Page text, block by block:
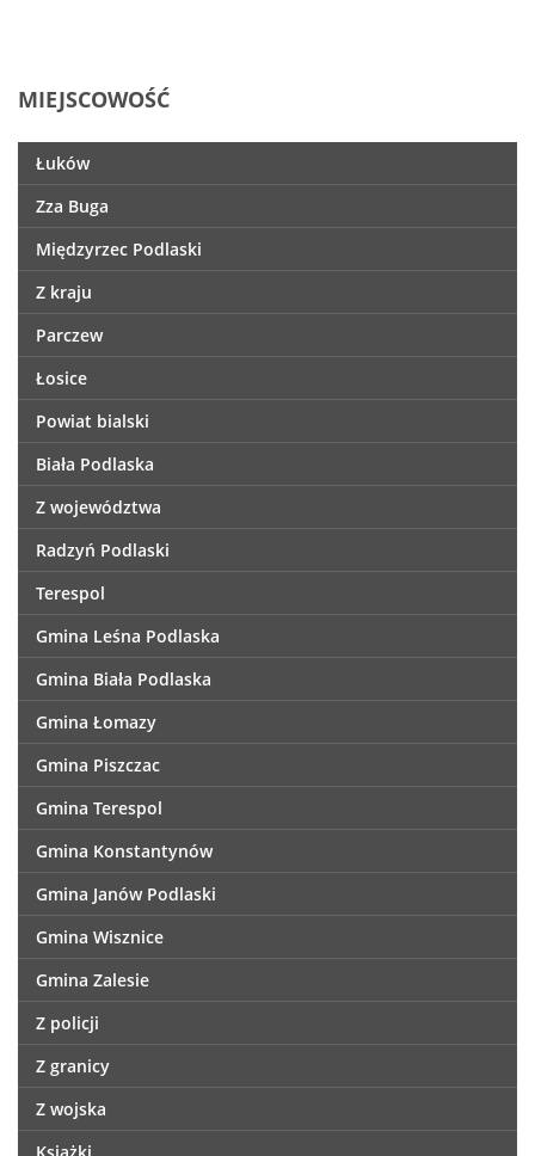
MIEJSCOWOŚĆ
Łuków
Zza Buga
Międzyrzec Podlaski
Z kraju
Parczew
Łosice
Powiat bialski
Biała Podlaska
Z województwa
Radzyń Podlaski
Terespol
Gmina Leśna Podlaska
Gmina Biała Podlaska
Gmina Łomazy
Gmina Piszczac
Gmina Terespol
Gmina Konstantynów
Gmina Janów Podlaski
Gmina Wisznice
Gmina Zalesie
Z policji
Z granicy
Z wojska